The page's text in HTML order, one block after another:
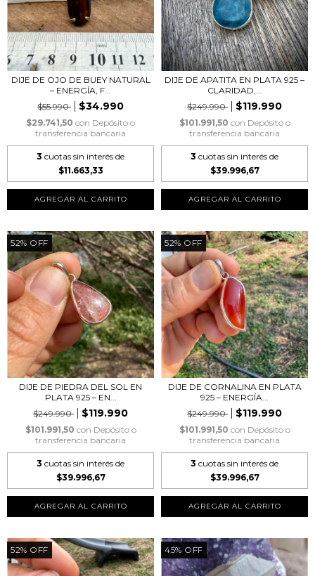
DIJE DE OJO DE BUEY NATURAL
– ENERGÍA, F...
$55.990
$34.990
$29.741,50 con Depósito o
transferencia bancaria
3 cuotas sin interés de
$11.663,33
DIJE DE APATITA EN PLATA 925 –
CLARIDAD,...
$249.990
$119.990
$101.991,50 con Depósito o
transferencia bancaria
3 cuotas sin interés de
$39.996,67
52% OFF
DIJE DE PIEDRA DEL SOL EN
PLATA 925 – EN...
$249.990
$119.990
$101.991,50 con Depósito o
transferencia bancaria
3 cuotas sin interés de
$39.996,67
52% OFF
DIJE DE CORNALINA EN PLATA
925 – ENERGÍA...
$249.990
$119.990
$101.991,50 con Depósito o
transferencia bancaria
3 cuotas sin interés de
$39.996,67
52% OFF 45% OFF